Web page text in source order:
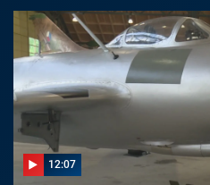
12:07